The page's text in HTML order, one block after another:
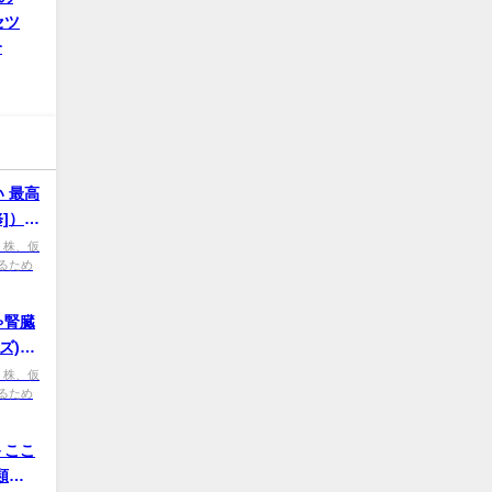
ツ
最高
]）』
、仮
ため
腎臓
)
紹介
、仮
ため
こ